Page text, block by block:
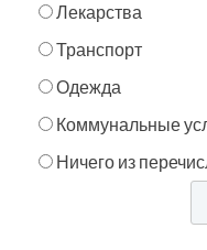
Лекарства
Транспорт
Одежда
Коммунальные
Ничего из